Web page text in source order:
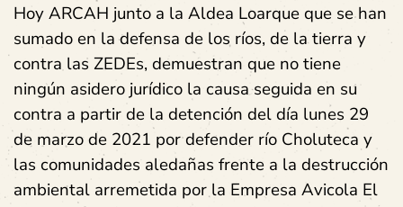
Hoy ARCAH junto a la Aldea Loarque que se han
sumado en la defensa de los ríos, de la tierra y
contra las ZEDEs, demuestran que no tiene
ningún asidero jurídico la causa seguida en su
contra a partir de la detención del día lunes 29
de marzo de 2021 por defender río Choluteca y
las comunidades aledañas frente a la destrucción
ambiental arremetida por la Empresa Avicola El